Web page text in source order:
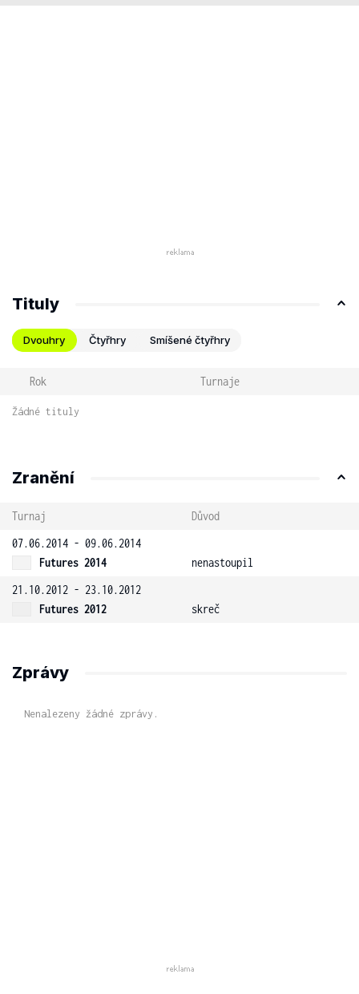
Tituly
Dvouhry Čtyřhry Smíšené čtyřhry
Rok Turnaje
Žádné tituly
Zranění
Turnaj
Důvod
07.06.2014 - 09.06.2014
Futures 2014
nenastoupil
21.10.2012 - 23.10.2012
Futures 2012
skreč
Zprávy
Nenalezeny žádné zprávy.